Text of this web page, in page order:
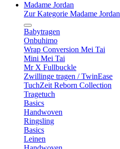
Madame Jordan
Zur Kategorie Madame Jordan
Babytragen
Onbuhimo
Wrap Conversion Mei Tai
Mini Mei Tai
Mr X Fullbuckle
Zwillinge tragen / TwinEase
TuchZeit Reborn Collection
Tragetuch
Basics
Handwoven
Ringsling
Basics
Leinen